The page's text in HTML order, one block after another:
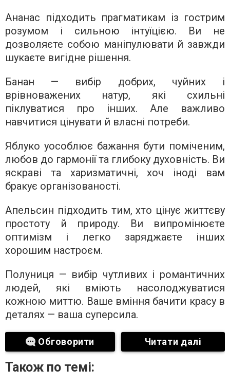
Ананас підходить прагматикам із гострим
розумом і сильною інтуїцією. Ви не
дозволяєте собою маніпулювати й завжди
шукаєте вигідне рішення.
Банан — вибір добрих, чуйних і
врівноважених натур, які схильні
піклуватися про інших. Але важливо
навчитися цінувати й власні потреби.
Яблуко уособлює бажання бути поміченим,
любов до гармонії та глибоку духовність. Ви
яскраві та харизматичні, хоч іноді вам
бракує організованості.
Апельсин підходить тим, хто цінує життєву
простоту й природу. Ви випромінюєте
оптимізм і легко заряджаєте інших
хорошим настроєм.
Полуниця — вибір чутливих і романтичних
людей, які вміють насолоджуватися
кожною миттю. Ваше вміння бачити красу в
деталях — ваша суперсила.
Обговорити Читати далі
Також по темі: